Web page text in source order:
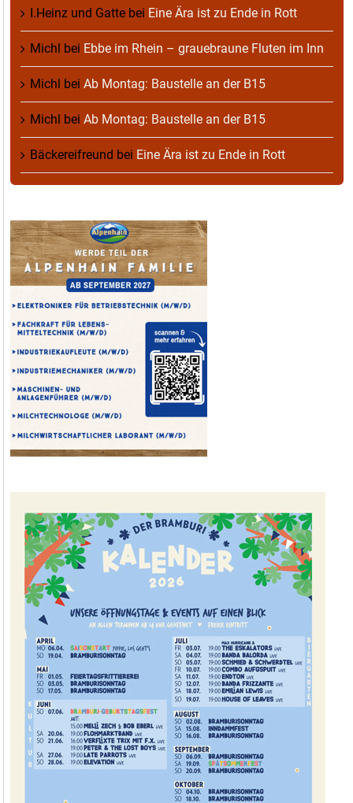
I.Heinz und Gatte bei Eine Ära ist zu Ende in Rott
Michl bei Ebbe im Rhein – grauebraune Fluten im Inn
Michl bei Ab Montag: Baustelle an der B15
Michl bei Ab Montag: Baustelle an der B15
Bäckereifreund bei Eine Ära ist zu Ende in Rott